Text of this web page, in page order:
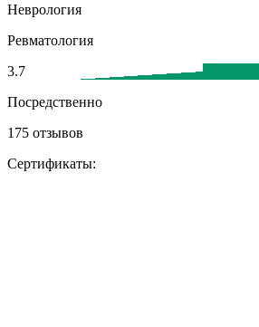
Неврология
Ревматология
3.7
Посредственно
175 отзывов
Сертификаты: